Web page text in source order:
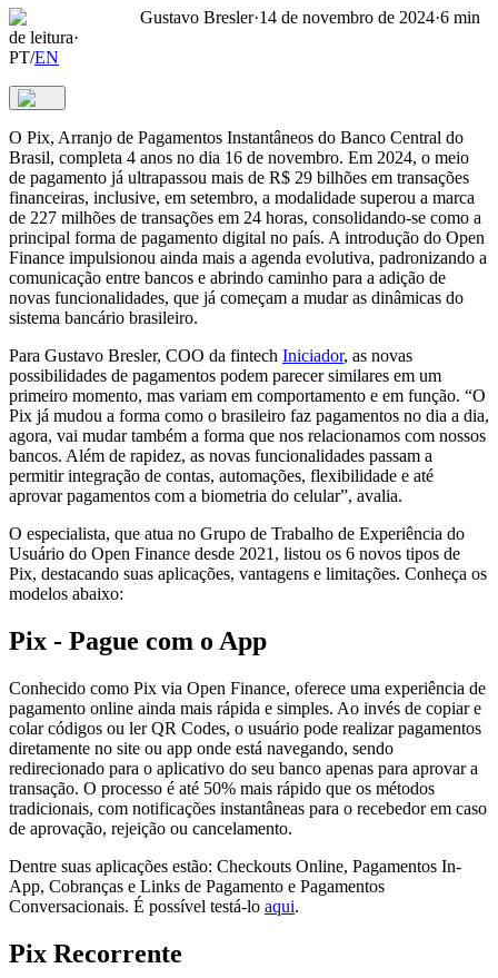
Gustavo Bresler·14 de novembro de 2024·6 min
de leitura·
PT/EN
O Pix, Arranjo de Pagamentos Instantâneos do Banco Central do
Brasil, completa 4 anos no dia 16 de novembro. Em 2024, o meio
de pagamento já ultrapassou mais de R$ 29 bilhões em transações
financeiras, inclusive, em setembro, a modalidade superou a marca
de 227 milhões de transações em 24 horas, consolidando-se como a
principal forma de pagamento digital no país. A introdução do Open
Finance impulsionou ainda mais a agenda evolutiva, padronizando a
comunicação entre bancos e abrindo caminho para a adição de
novas funcionalidades, que já começam a mudar as dinâmicas do
sistema bancário brasileiro.
Para Gustavo Bresler, COO da fintech Iniciador, as novas
possibilidades de pagamentos podem parecer similares em um
primeiro momento, mas variam em comportamento e em função. “O
Pix já mudou a forma como o brasileiro faz pagamentos no dia a dia,
agora, vai mudar também a forma que nos relacionamos com nossos
bancos. Além de rapidez, as novas funcionalidades passam a
permitir integração de contas, automações, flexibilidade e até
aprovar pagamentos com a biometria do celular”, avalia.
O especialista, que atua no Grupo de Trabalho de Experiência do
Usuário do Open Finance desde 2021, listou os 6 novos tipos de
Pix, destacando suas aplicações, vantagens e limitações. Conheça os
modelos abaixo:
Pix - Pague com o App
Conhecido como Pix via Open Finance, oferece uma experiência de
pagamento online ainda mais rápida e simples. Ao invés de copiar e
colar códigos ou ler QR Codes, o usuário pode realizar pagamentos
diretamente no site ou app onde está navegando, sendo
redirecionado para o aplicativo do seu banco apenas para aprovar a
transação. O processo é até 50% mais rápido que os métodos
tradicionais, com notificações instantâneas para o recebedor em caso
de aprovação, rejeição ou cancelamento.
Dentre suas aplicações estão: Checkouts Online, Pagamentos In-
App, Cobranças e Links de Pagamento e Pagamentos
Conversacionais. É possível testá-lo aqui.
Pix Recorrente